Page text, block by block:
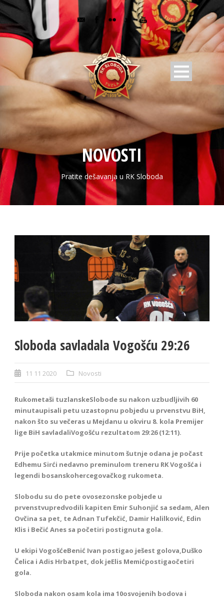
NOVOSTI
Pratite dešavanja u RK Sloboda
Sloboda savladala Vogošću 29:26
11 11 2020 Novosti
Rukometaši tuzlanskeSlobode su nakon uzbudljivih 60
minutaupisali petu uzastopnu pobjedu u prvenstvu BiH,
nakon što su večeras u Mejdanu u okviru 8. kola Premijer
lige BiH savladaliVogošću rezultatom 29:26 (12:11).
Prije početka utakmice minutom šutnje odana je počast
Edhemu Sirći nedavno preminulom treneru RK Vogošća i
legendi bosanskohercegovačkog rukometa.
Slobodu su do pete ovosezonske pobjede u
prvenstvupredvodili kapiten Emir Suhonjić sa sedam, Alen
Ovčina sa pet, te Adnan Tufekčić, Damir Halilković, Edin
Klis i Bečić Anes sa početiri postignuta gola.
U ekipi VogošćeBenić Ivan postigao ješest golova,Duško
Čelica i Adis Hrbatpet, dok jeElis Memićpostigaočetiri
gola.
Sloboda nakon osam kola ima 10osvojenih bodova i